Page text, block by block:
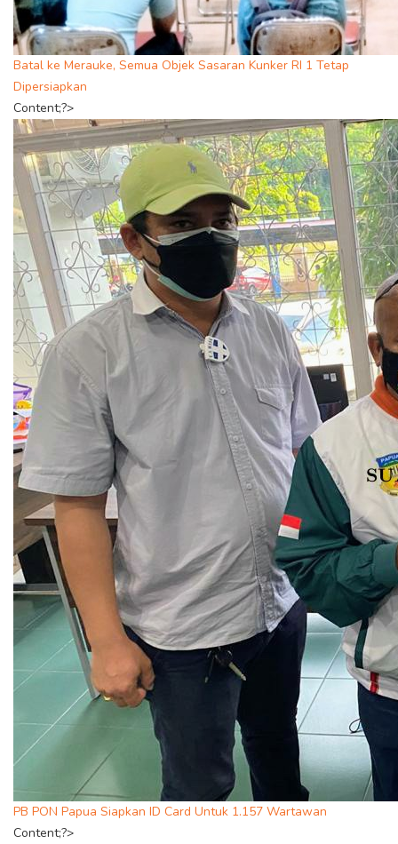
Batal ke Merauke, Semua Objek Sasaran Kunker RI 1 Tetap
Dipersiapkan
Content;?>
PB PON Papua Siapkan ID Card Untuk 1.157 Wartawan
Content;?>